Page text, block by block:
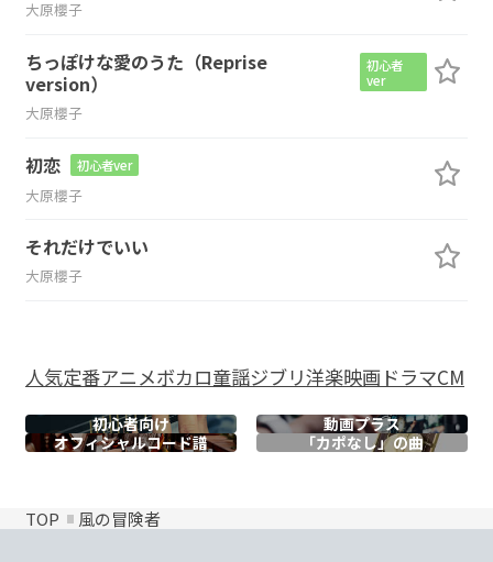
大原櫻子
ちっぽけな愛のうた（Reprise
version）
初心者
ver
大原櫻子
初恋 初心者ver
大原櫻子
それだけでいい
大原櫻子
人気定番アニメボカロ童謡ジブリ洋楽映画ドラマCM
初心者向け
動画プラス
オフィシャルコード譜 「カポなし」の曲
TOP 風の冒険者